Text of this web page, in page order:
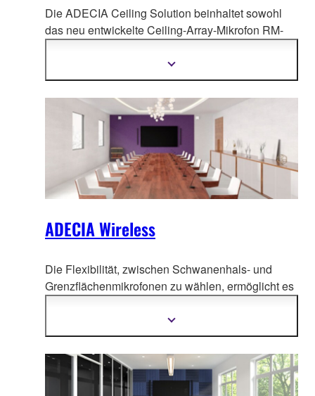
Die ADECIA Ceiling Solution beinhaltet sowohl
das neu entwickelte Ceiling-Array-Mikrofon RM-
als auch einen bewährten PoE-Netzwerk-Switch
und Dante-PoE-Aktivlautsprecher.
Mehr
ADECIA Wireless
Die Flexibilität, zwischen Schwanenhals- und
Grenzflächenmikrofonen zu wählen, ermöglicht es
Anwendungsfall abzustimmen. So kö
einen möglichst komfortablen Konferenzraum
schaffen, ohne sich um die Verkabelung oder
Konfigurationsänderungen kümmern zu müssen,
falls sich das Layout ändert.
Mehr